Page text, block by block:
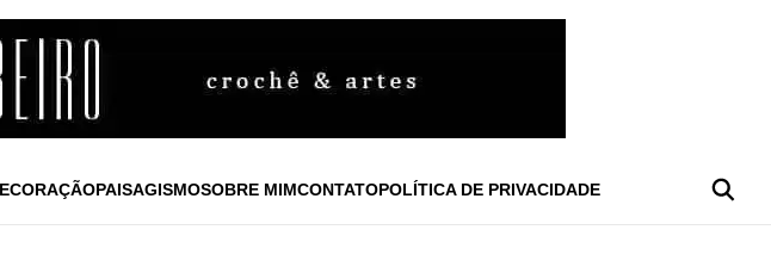
PAISAGISMOSOBRE MIMCONTATOPOLÍTICA DE PRIVACIDADE